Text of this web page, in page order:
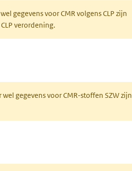
gegevens voor CMR volgens CLP zijn
verordening.
gegevens voor CMR-stoffen SZW zijn